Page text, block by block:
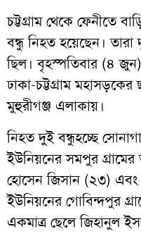
চট্টগ্রাম থেকে ফেনীতে
বন্ধু নিহত হয়েছেন।
ছিল। বৃহস্পতিবার (৪
ঢাকা-চট্টগ্রাম
মুহুরীগঞ্জ এলাকায়।
নিহত দুই বন্ধুহচ্ছে
ইউনিয়নের সমপুর
হোসেন জিসান (২৩)
ইউনিয়নের গোবিন্দপুর
একমাত্র ছেলে জিহানুল